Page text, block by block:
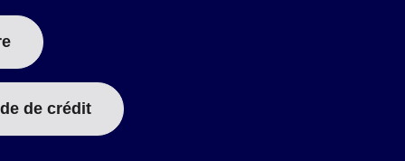
de crédit